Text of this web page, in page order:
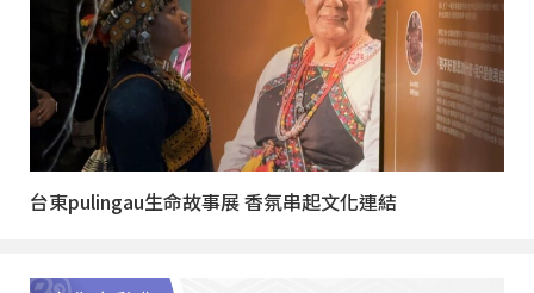
台東pulingau生命故事展 香氛串起文化連結